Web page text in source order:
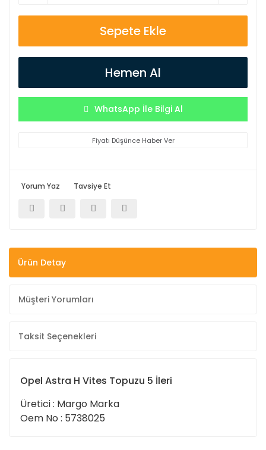
Sepete Ekle
Hemen Al
WhatsApp İle Bilgi Al
Fiyatı Düşünce Haber Ver
Yorum Yaz Tavsiye Et
Ürün Detay
Müşteri Yorumları
Taksit Seçenekleri
Opel Astra H Vites Topuzu 5 İleri
Üretici : Margo Marka
Oem No : 5738025